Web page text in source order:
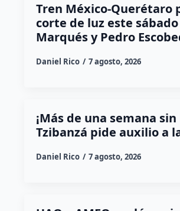
Tren México-Querétaro
corte de luz este sábado
Marqués y Pedro
Daniel Rico 7 agosto, 2026
¡Más de una semana sin
Tzibanzá pide auxilio a
Daniel Rico 7 agosto, 2026